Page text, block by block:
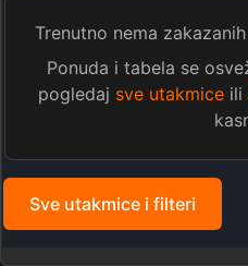
Trenutno nema
Ponuda i tabela se
pogledaj sve utakmice ili
Sve utakmice i filteri